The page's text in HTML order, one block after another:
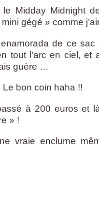
Midday Midnight
gégé » comme
enamorada de ce
tout l’arc en ciel, et
guère …
Le bon coin haha !!
à 200 euros et
» !
vraie enclume